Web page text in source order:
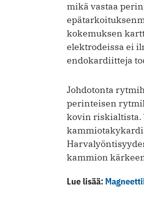
mikä vastaa
kokemuksen
elektrodeissa ei
endokardiitteja
Johdotonta
perinteisen
kovin riskialtista.
kammion
Lue lisää: